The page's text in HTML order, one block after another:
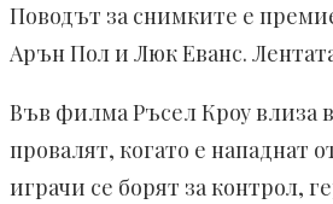
Поводът за снимките е
Арън Пол и Люк Еванс.
Във филма Ръсел Кроу влиза
провалят, когато е
играчи се борят за контрол,